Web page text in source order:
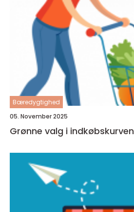
Bæredygtighed
05. November 2025
Grønne valg i indkøbskurven